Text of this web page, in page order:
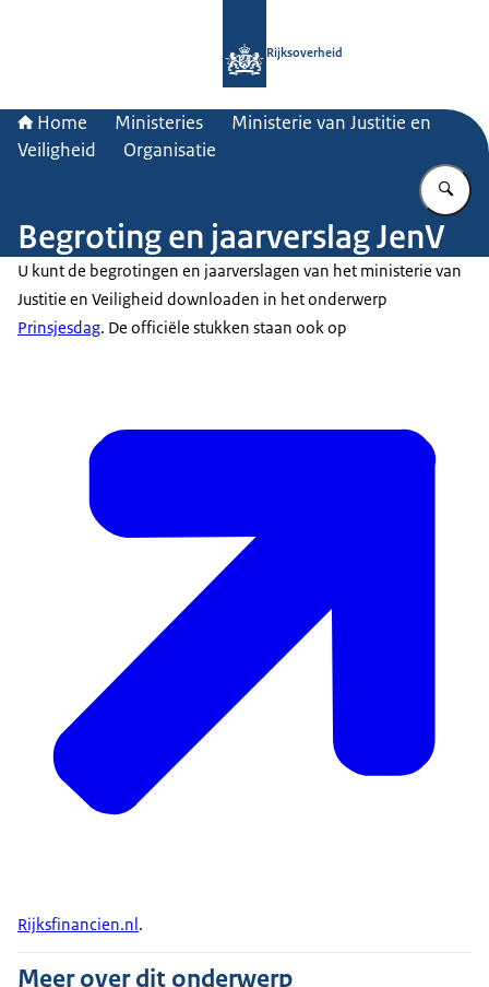
Rijksoverheid
Home Ministeries
Ministerie van Justitie en
Veiligheid
Organisatie
Begroting en jaarverslag JenV
U kunt de begrotingen en jaarverslagen van het ministerie van
Justitie en Veiligheid downloaden in het onderwerp
Prinsjesdag. De officiële stukken staan ook op
Rijksfinancien.nl.
Meer over dit onderwerp